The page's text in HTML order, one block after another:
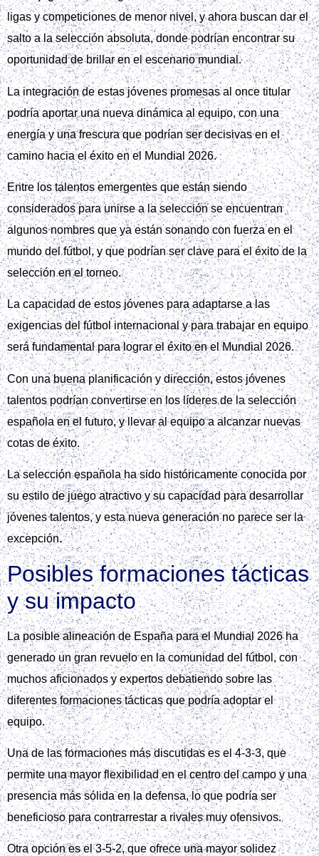
ligas y competiciones de menor nivel, y ahora buscan dar el
salto a la selección absoluta, donde podrían encontrar su
oportunidad de brillar en el escenario mundial.
La integración de estas jóvenes promesas al once titular
podría aportar una nueva dinámica al equipo, con una
energía y una frescura que podrían ser decisivas en el
camino hacia el éxito en el Mundial 2026.
Entre los talentos emergentes que están siendo
considerados para unirse a la selección se encuentran
algunos nombres que ya están sonando con fuerza en el
mundo del fútbol, y que podrían ser clave para el éxito de la
selección en el torneo.
La capacidad de estos jóvenes para adaptarse a las
exigencias del fútbol internacional y para trabajar en equipo
será fundamental para lograr el éxito en el Mundial 2026.
Con una buena planificación y dirección, estos jóvenes
talentos podrían convertirse en los líderes de la selección
española en el futuro, y llevar al equipo a alcanzar nuevas
cotas de éxito.
La selección española ha sido históricamente conocida por
su estilo de juego atractivo y su capacidad para desarrollar
jóvenes talentos, y esta nueva generación no parece ser la
excepción.
Posibles formaciones tácticas
y su impacto
La posible alineación de España para el Mundial 2026 ha
generado un gran revuelo en la comunidad del fútbol, con
muchos aficionados y expertos debatiendo sobre las
diferentes formaciones tácticas que podría adoptar el
equipo.
Una de las formaciones más discutidas es el 4-3-3, que
permite una mayor flexibilidad en el centro del campo y una
presencia más sólida en la defensa, lo que podría ser
beneficioso para contrarrestar a rivales muy ofensivos.
Otra opción es el 3-5-2, que ofrece una mayor solidez